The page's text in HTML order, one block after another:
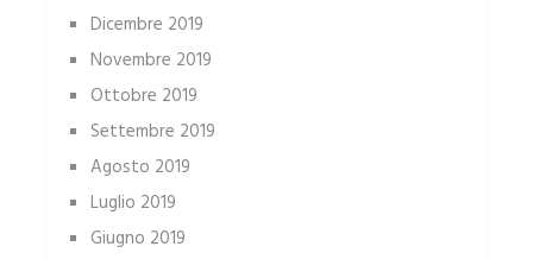
Dicembre 2019
Novembre 2019
Ottobre 2019
Settembre 2019
Agosto 2019
Luglio 2019
Giugno 2019